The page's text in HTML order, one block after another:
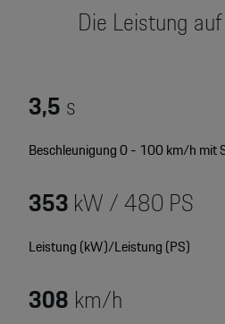
Motorsport & Events
Wir über uns
Newsletter abonnieren
Porsche Gebrauchtwagen
Konfigurator
Car Configurator
Porsche Timepieces
Die Leistung
3,5s
Beschleunigung 0 - 100 km/h mit
353kW / 480 PS
Leistung (kW)/Leistung (PS)
308 km/h